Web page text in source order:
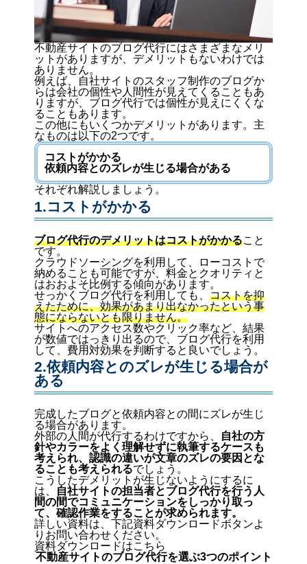
不動産サイトのブログ代行にはさまざまなメリ
ットがありますが、デメリットもないわけでは
ありません。
例えば、自社サイトのスタッフ制作のブログか
らは会社の個性や人間性が見えてくることもあ
りますが、ブログ代行では個性が見えにくくな
ることもあります。
この他にもいくつかデメリットがあります。主
なものは以下の2つです。
コストがかかる
依頼内容とのズレが生じる場合がある
それぞれ解説しましょう。
1.コストがかかる
ブログ代行のデメリットはコストがかかること
です。
クラウドソーシングを利用して、ローコストで
納めることも可能ですが、料金とクオリティと
はおおよそ比例する傾向があります。
せっかくブログ代行を利用しても、 コストを抑
えたために、効果があまり出なかったという事
態にならないとも限りません。
サイトへのアクセス数やクリック率など、結果
が数値ではっきり出るので、ブログ代行を利用
して、費用対効果を判断すると良いでしょう。
2.依頼内容とのズレが生じる場合が
ある
完成したブログと依頼内容との間にズレが生じ
る場合があります。
外部の人間が代行するわけですから、
自社の方
針やカラーをよく理解せずに執筆するケースも
考えられ、認識の違いが文章のズレの要因とな
ることも考えられるでしょう。
こうしたデメリットが生じないようにするに
は、
自社サイトの担当者とブログ代行を行う人
間の間でコミュニケーションをしっかり取っ
て、確認作業をすることが求められます。
詳しい資料は、下記資料ダウンロードボタンよ
りお問い合わせください。
資料ダウンロードはこちら
不動産サイトのブログ代行を選ぶ3つのポイント